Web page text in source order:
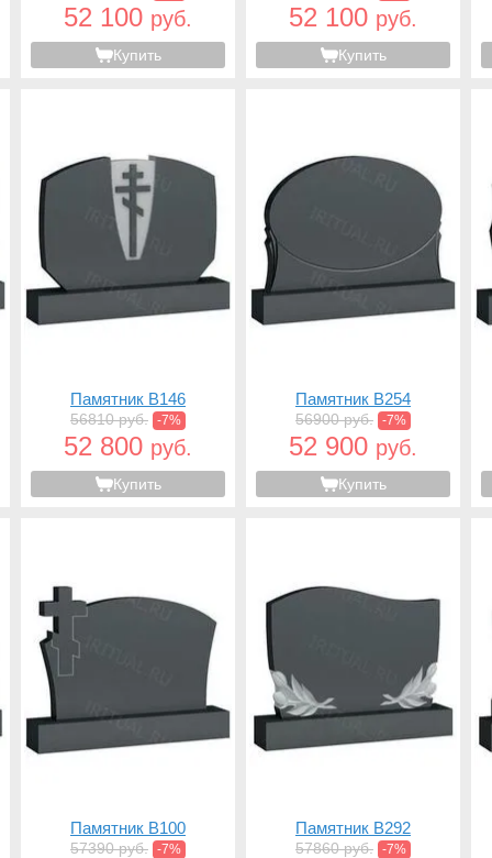
52 100 руб.
Купить
52 100 руб.
Купить
Памятник B146
56810 руб. -7%
52 800 руб.
Купить
Памятник B254
56900 руб. -7%
52 900 руб.
Купить
Памятник B100
57390 руб. -7%
Памятник B292
57860 руб. -7%